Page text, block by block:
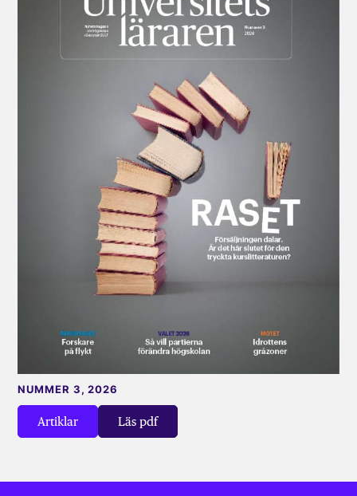
Artiklar Läs pdf
NUMMER 3, 2026